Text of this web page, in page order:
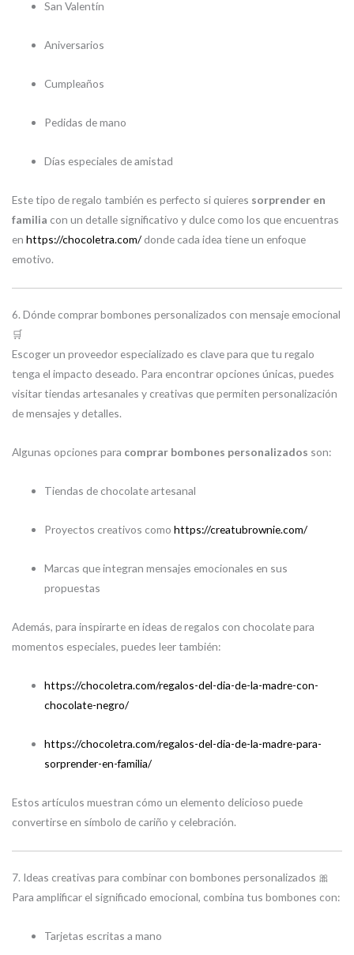
San Valentín
Aniversarios
Cumpleaños
Pedidas de mano
Días especiales de amistad
Este tipo de regalo también es perfecto si quieres sorprender en
familia con un detalle significativo y dulce como los que encuentras
en https://chocoletra.com/ donde cada idea tiene un enfoque
emotivo.
6. Dónde comprar bombones personalizados con mensaje emocional
🛒
Escoger un proveedor especializado es clave para que tu regalo
tenga el impacto deseado. Para encontrar opciones únicas, puedes
visitar tiendas artesanales y creativas que permiten personalización
de mensajes y detalles.
Algunas opciones para comprar bombones personalizados son:
Tiendas de chocolate artesanal
Proyectos creativos comohttps://creatubrownie.com/
Marcas que integran mensajes emocionales en sus
propuestas
Además, para inspirarte en ideas de regalos con chocolate para
momentos especiales, puedes leer también:
https://chocoletra.com/regalos-del-dia-de-la-madre-con-
chocolate-negro/
https://chocoletra.com/regalos-del-dia-de-la-madre-para-
sorprender-en-familia/
Estos artículos muestran cómo un elemento delicioso puede
convertirse en símbolo de cariño y celebración.
7. Ideas creativas para combinar con bombones personalizados 🎀
Para amplificar el significado emocional, combina tus bombones con:
Tarjetas escritas a mano